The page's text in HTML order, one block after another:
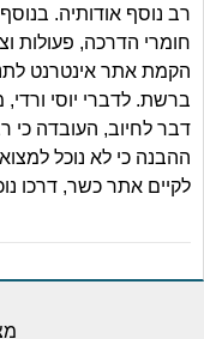
רב נוסף אודותיה.
חומרי הדרכה, פעולות
הקמת אתר אינטרנט
ברשת. לדברי יוסי
דבר לחיוב, העובדה כי
ההבנה כי לא נוכל
לקיים אתר כשר, דרכו